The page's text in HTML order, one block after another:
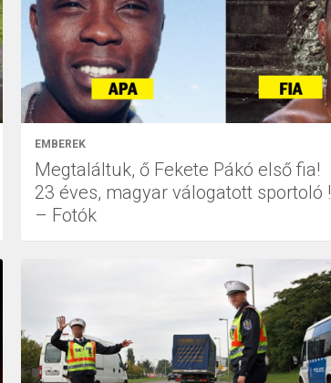
EMBEREK
Megtaláltuk, ő Fekete Pákó első fia!
23 éves, magyar válogatott sportoló !
– Fotók